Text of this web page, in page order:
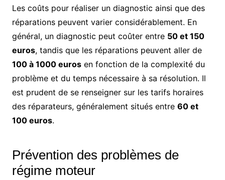
Les coûts pour réaliser un diagnostic ainsi que des
réparations peuvent varier considérablement. En
général, un diagnostic peut coûter entre 50 et 150
euros, tandis que les réparations peuvent aller de
100 à 1000 eurosen fonction de la complexité du
problème et du temps nécessaire à sa résolution. Il
est prudent de se renseigner sur les tarifs horaires
des réparateurs, généralement situés entre 60 et
100 euros.
Prévention des problèmes de
régime moteur